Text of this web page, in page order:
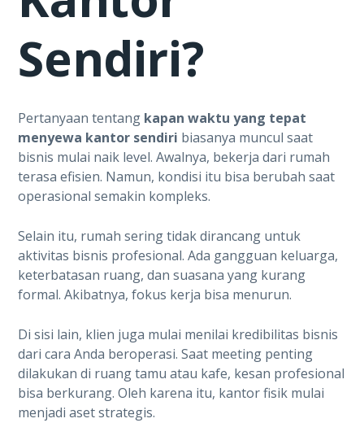
Sendiri?
Pertanyaan tentang kapan waktu yang tepat
menyewa kantor sendiri biasanya muncul saat
bisnis mulai naik level. Awalnya, bekerja dari rumah
terasa efisien. Namun, kondisi itu bisa berubah saat
operasional semakin kompleks.
Selain itu, rumah sering tidak dirancang untuk
aktivitas bisnis profesional. Ada gangguan keluarga,
keterbatasan ruang, dan suasana yang kurang
formal. Akibatnya, fokus kerja bisa menurun.
Di sisi lain, klien juga mulai menilai kredibilitas bisnis
dari cara Anda beroperasi. Saat meeting penting
dilakukan di ruang tamu atau kafe, kesan profesional
bisa berkurang. Oleh karena itu, kantor fisik mulai
menjadi aset strategis.